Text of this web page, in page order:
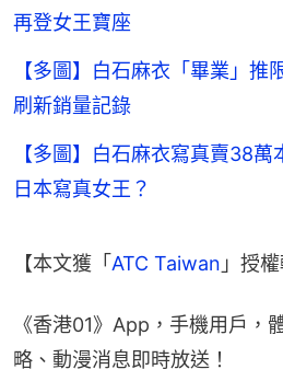
再登女王寶座
【多圖】白石麻衣「畢業」
刷新銷量記錄
【多圖】白石麻衣寫真賣38
日本寫真女王？
【本文獲「ATC Taiwan 」授權
《香港01》App，手機用戶，
略、動漫消息即時放送！